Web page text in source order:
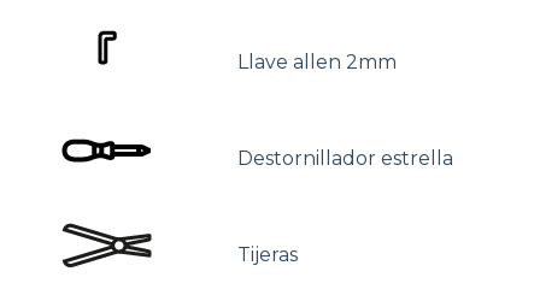
Llave allen 2mm
Destornillador estrella
Tijeras